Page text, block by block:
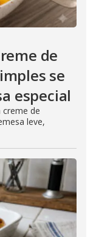
de
se
especial
de
leve,